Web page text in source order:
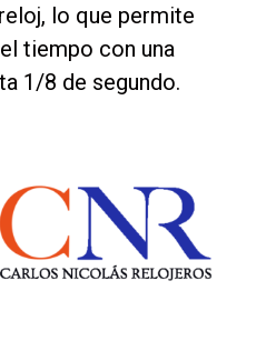
lo que permite
tiempo con una
1/8 de segundo.